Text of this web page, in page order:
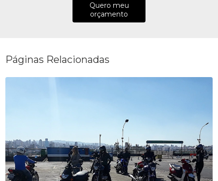
Quero meu
orçamento
Páginas Relacionadas